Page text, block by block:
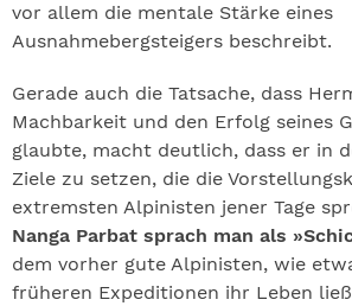
vor allem die mentale Stärke eines
Ausnahmebergsteigers beschreibt.
Gerade auch die Tatsache, dass
Machbarkeit und den Erfolg seines
glaubte, macht deutlich, dass er in
Ziele zu setzen, die die
extremsten Alpinisten jener Tage
Nanga Parbat sprach man als
dem vorher gute Alpinisten, wie
früheren Expeditionen ihr Leben